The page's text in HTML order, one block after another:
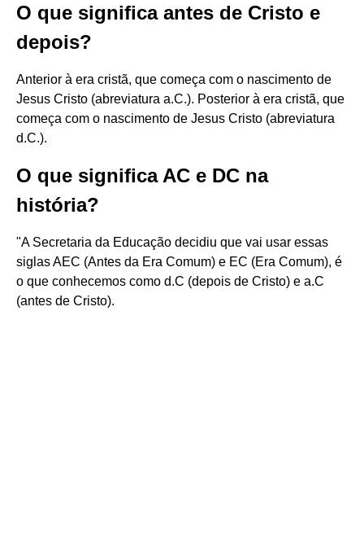
O que significa antes de Cristo e
depois?
Anterior à era cristã, que começa com o nascimento de
Jesus Cristo (abreviatura a.C.). Posterior à era cristã, que
começa com o nascimento de Jesus Cristo (abreviatura
d.C.).
O que significa AC e DC na
história?
"A Secretaria da Educação decidiu que vai usar essas
siglas AEC (Antes da Era Comum) e EC (Era Comum), é
o que conhecemos como d.C (depois de Cristo) e a.C
(antes de Cristo).